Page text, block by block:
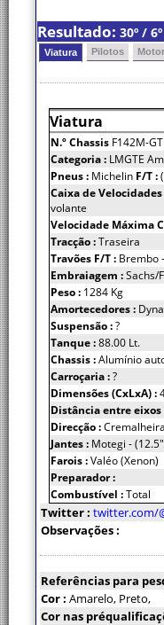
Resultado: 30º /
Viatura Pilotos Motor
Viatura
N.º Chassis F142M-
Categoria : LMGTE Am
Pneus : Michelin F/T :
Caixa de Velocidades
volante
Velocidade Máxima
Tracção :Traseira
Travões F/T : Brembo
Embraiagem :Sachs/
Peso : 1284 Kg
Amortecedores :
Suspensão :?
Tanque :88.00 Lt.
Chassis :Alumínio
Carroçaria :?
Dimensões (CxLxA) :
Distância entre eixos
Direcção :
Jantes : Motegi -
Farois :Valéo (Xenon)
Preparador :
Combustível :Total
Twitter : twitter.com/
Observações :
Referências para
Cor : Amarelo, Preto,
Cor nas